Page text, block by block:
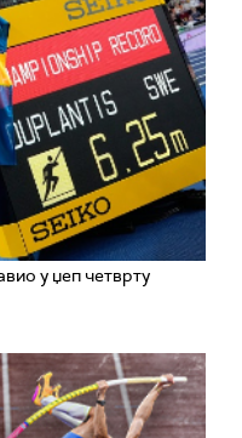
у џеп четврту